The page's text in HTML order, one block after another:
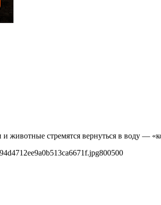
животные стремятся вернуться в воду —
800500